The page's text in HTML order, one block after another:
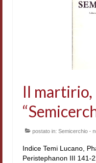
Presentazione
Indice 1986-
Sezioni
Saggi e testi
Poesia
Comitato
Norme etiche
Il martirio,
postato in: Semicerchio -
Indice Temi Lucano,
Peristephanon III 141-